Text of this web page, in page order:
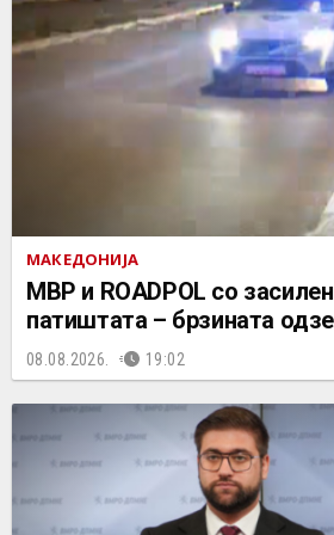
МАКЕДОНИЈА
МВР и ROADPOL со
патиштата – брзината
08.08.2026. 19:02